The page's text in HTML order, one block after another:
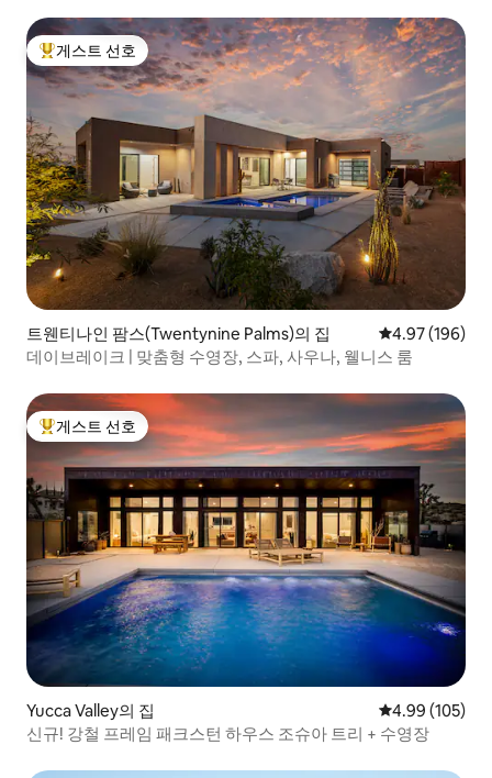
상위 게스트 선호
게스트 선호
트웬티나인 팜스(Twentynine Palms)의 집 평점 4.97점(5
4.97 (196)
데이브레이크 | 맞춤형 수영장, 스파, 사우나, 웰니스 룸
상위 게스트 선호
게스트 선호
Yucca Valley의 집 평점 4.99점(5
4.99 (105)
신규! 강철 프레임 패크스턴 하우스 조슈아 트리 + 수영장